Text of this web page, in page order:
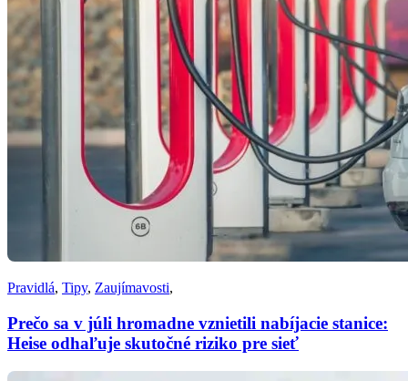
Pravidlá, Tipy, Zaujímavosti,
Prečo sa v júli hromadne vznietili nabíjacie stanice:
Heise odhaľuje skutočné riziko pre sieť